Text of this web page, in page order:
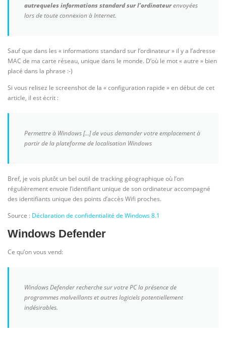
autrequeles informations standard sur l’ordinateurenvoyées
lors de toute connexion à Internet.
Sauf que dans les « informations standard sur l’ordinateur » il y a l’adresse
MAC de ma carte réseau, unique dans le monde. D’où le mot « autre » bien
placé dans la phrase :-)
Si vous relisez le screenshot de la « configuration rapide » en début de cet
article, il est écrit :
Permettre à Windows […] de vous demander votre emplacement à
partir de la plateforme de localisation Windows
Bref, je vois plutôt un bel outil de tracking géographique où l’on
régulièrement envoie l’identifiant unique de son ordinateur accompagné
des identifiants unique des points d’accès Wifi proches.
Source : Déclaration de confidentialité de Windows 8.1
Windows Defender
Ce qu’on vous vend:
Windows Defender recherche sur votre PC la présence de
programmes malveillants et autres logiciels potentiellement
indésirables.